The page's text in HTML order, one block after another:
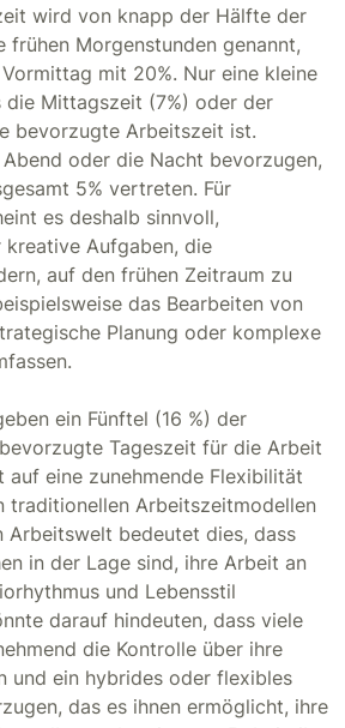
wird von knapp der Hälfte der
frühen Morgenstunden genannt,
mit 20%. Nur eine kleine
die Mittagszeit (7%) oder der
bevorzugte Arbeitszeit ist.
oder die Nacht bevorzugen,
5% vertreten. Für
es deshalb sinnvoll,
Aufgaben, die
auf den frühen Zeitraum zu
das Bearbeiten von
Planung oder komplexe
ein Fünftel (16 %) der
Tageszeit für die Arbeit
auf eine zunehmende Flexibilität
traditionellen Arbeitszeitmodellen
Arbeitswelt bedeutet dies, dass
in der Lage sind, ihre Arbeit an
und Lebensstil
darauf hindeuten, dass viele
die Kontrolle über ihre
und ein hybrides oder flexibles
das es ihnen ermöglicht, ihre